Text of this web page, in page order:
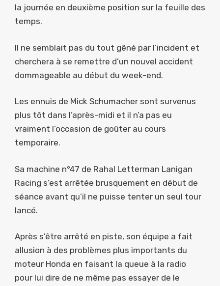
la journée en deuxième position sur la feuille des
temps.
Il ne semblait pas du tout gêné par l’incident et
cherchera à se remettre d’un nouvel accident
dommageable au début du week-end.
Les ennuis de Mick Schumacher sont survenus
plus tôt dans l’après-midi et il n’a pas eu
vraiment l’occasion de goûter au cours
temporaire.
Sa machine n°47 de Rahal Letterman Lanigan
Racing s’est arrêtée brusquement en début de
séance avant qu’il ne puisse tenter un seul tour
lancé.
Après s’être arrêté en piste, son équipe a fait
allusion à des problèmes plus importants du
moteur Honda en faisant la queue à la radio
pour lui dire de ne même pas essayer de le